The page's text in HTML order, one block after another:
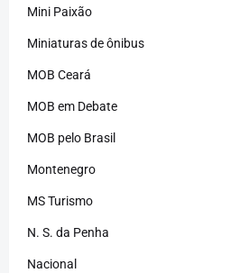
Mini Paixão
Miniaturas de ônibus
MOB Ceará
MOB em Debate
MOB pelo Brasil
Montenegro
MS Turismo
N. S. da Penha
Nacional